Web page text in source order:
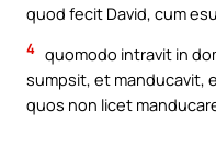
quod fecit David, cum
4 quomodo intravit in
sumpsit, et manducavit,
quos non licet